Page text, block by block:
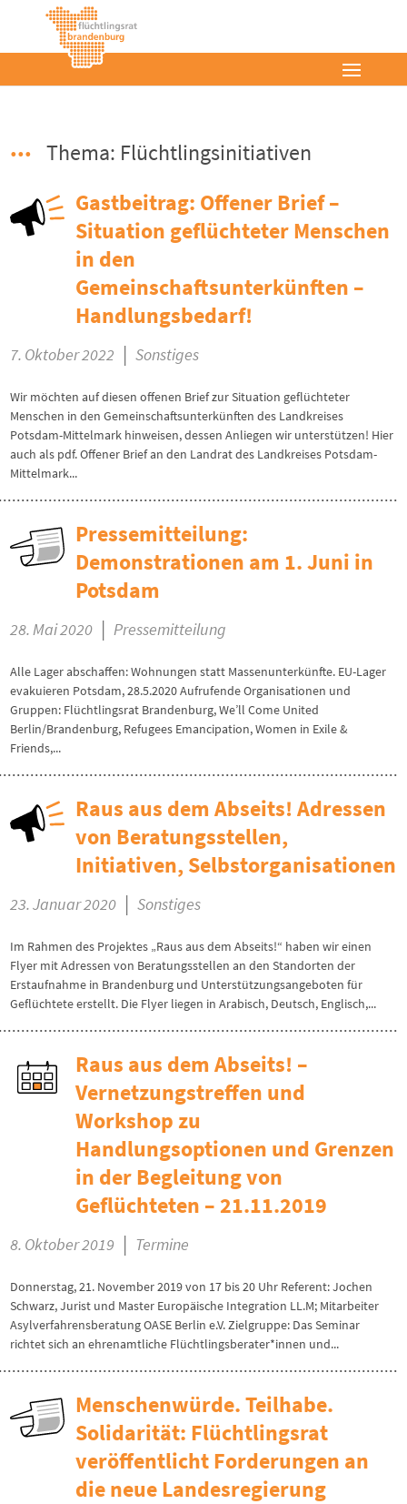
Thema: Flüchtlingsinitiativen
Gastbeitrag: Offener Brief –
Situation geflüchteter Menschen
in den
Gemeinschaftsunterkünften –
Handlungsbedarf!
7. Oktober 2022 | Sonstiges
Wir möchten auf diesen offenen Brief zur Situation geflüchteter
Menschen in den Gemeinschaftsunterkünften des Landkreises
Potsdam-Mittelmark hinweisen, dessen Anliegen wir unterstützen! Hier
auch als pdf. Offener Brief an den Landrat des Landkreises Potsdam-
Mittelmark...
Pressemitteilung:
Demonstrationen am 1. Juni in
Potsdam
28. Mai 2020 | Pressemitteilung
Alle Lager abschaffen: Wohnungen statt Massenunterkünfte. EU-Lager
evakuieren Potsdam, 28.5.2020 Aufrufende Organisationen und
Gruppen: Flüchtlingsrat Brandenburg, We’ll Come United
Berlin/Brandenburg, Refugees Emancipation, Women in Exile &
Friends,...
Raus aus dem Abseits! Adressen
von Beratungsstellen,
Initiativen, Selbstorganisationen
23. Januar 2020 | Sonstiges
Im Rahmen des Projektes „Raus aus dem Abseits!“ haben wir einen
Flyer mit Adressen von Beratungsstellen an den Standorten der
Erstaufnahme in Brandenburg und Unterstützungsangeboten für
Geflüchtete erstellt. Die Flyer liegen in Arabisch, Deutsch, Englisch,...
Raus aus dem Abseits! –
Vernetzungstreffen und
Workshop zu
Handlungsoptionen und Grenzen
in der Begleitung von
Geflüchteten – 21.11.2019
8. Oktober 2019 | Termine
Donnerstag, 21. November 2019 von 17 bis 20 Uhr Referent: Jochen
Schwarz, Jurist und Master Europäische Integration LL.M; Mitarbeiter
Asylverfahrensberatung OASE Berlin e.V. Zielgruppe: Das Seminar
richtet sich an ehrenamtliche Flüchtlingsberater*innen und...
Menschenwürde. Teilhabe.
Solidarität: Flüchtlingsrat
veröffentlicht Forderungen an
die neue Landesregierung